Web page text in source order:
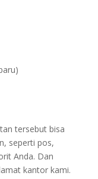
tersebut bisa
seperti pos,
Anda. Dan
kantor kami.